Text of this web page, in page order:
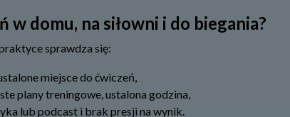
domu, na siłowni i do biegania?
sprawdza się:
miejsce do ćwiczeń,
plany treningowe, ustalona godzina,
lub podcast i brak presji na wynik.